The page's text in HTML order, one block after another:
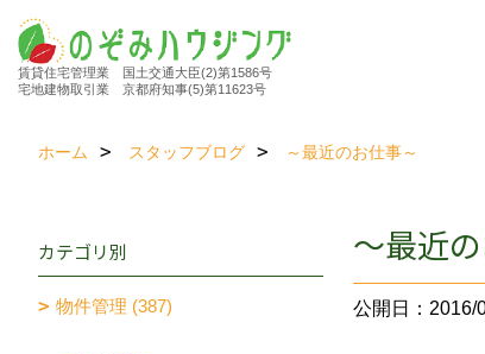
賃貸住宅管理業 国土交通大臣(2)第1586号
宅地建物取引業 京都府知事(5)第11623号
ホーム スタッフブログ ～最近のお仕事～
～最近
公開日：2016/
カテゴリ別
物件管理 (387)